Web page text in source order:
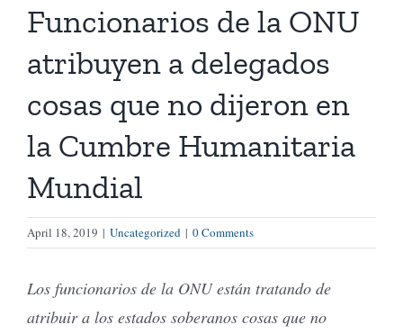
Funcionarios de la ONU
atribuyen a delegados
cosas que no dijeron en
la Cumbre Humanitaria
Mundial
April 18, 2019 | Uncategorized | 0 Comments
Los funcionarios de la ONU están tratando de
atribuir a los estados soberanos cosas que no